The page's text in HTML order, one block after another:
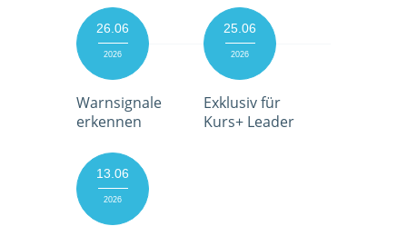
26.06
2026
Warnsignale
erkennen
25.06
2026
Exklusiv für
Kurs+ Leader
13.06
2026